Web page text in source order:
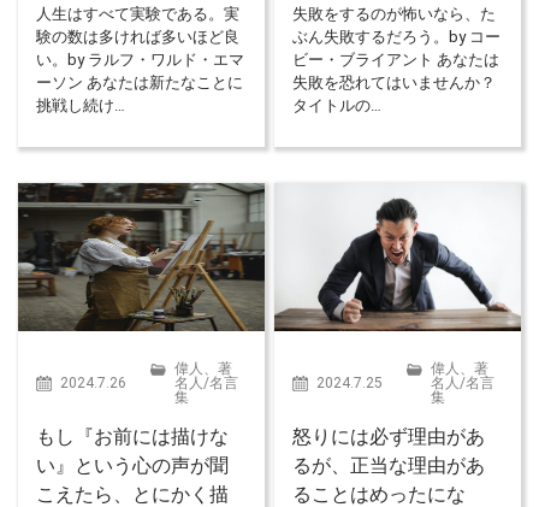
人生はすべて実験である。実
験の数は多ければ多いほど良
い。by ラルフ・ワルド・エマ
ーソン あなたは新たなことに
挑戦し続け…
失敗をするのが怖いなら、た
ぶん失敗するだろう。by コー
ビー・ブライアント あなたは
失敗を恐れてはいませんか？
タイトルの…
2024.7.26
偉人、著
名人/名言
集
もし『お前には描けな
い』という心の声が聞
こえたら、とにかく描
2024.7.25
偉人、著
名人/名言
集
怒りには必ず理由があ
るが、正当な理由があ
ることはめったにな